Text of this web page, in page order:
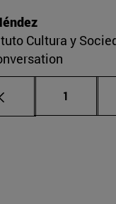
Cultura y
Página
1